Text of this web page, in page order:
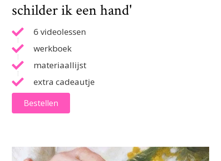
schilder ik een hand'
6 videolessen
werkboek
materiaallijst
extra cadeautje
Bestellen